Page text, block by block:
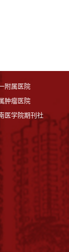
附属医院
肿瘤医院
医学院期刊社